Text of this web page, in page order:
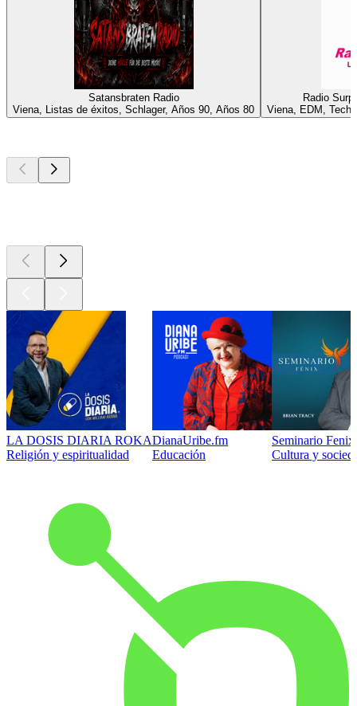
Satansbraten Radio
Viena, Listas de éxitos, Schlager, Años 90, Años 80
Radio
Viena, EDM,
LA DOSIS DIARIA ROKA
Religión y espiritualidad
DianaUribe.fm
Educación
Seminario
Cultura y